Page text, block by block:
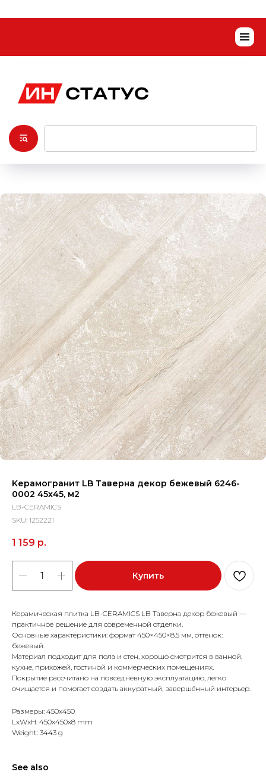
Kерамогранит LB Таверна декор бежевый 6246-
0002 45х45, м2
LB-CERAMICS
SKU: 1252221
1 159 р.
Купить
Керамическая плитка LB-CERAMICS LB Таверна декор бежевый —
практичное решение для современной отделки.
Основные характеристики: формат 450×450×8.5 мм, оттенок:
бежевый.
Материал подходит для пола и стен, хорошо смотрится в ванной,
кухне, прихожей, гостиной и коммерческих помещениях.
Покрытие рассчитано на повседневную эксплуатацию, легко
очищается и помогает создать аккуратный, завершённый интерьер.
Размеры: 450x450
LxWxH: 450x450x8 mm
Weight: 3443 g
See also